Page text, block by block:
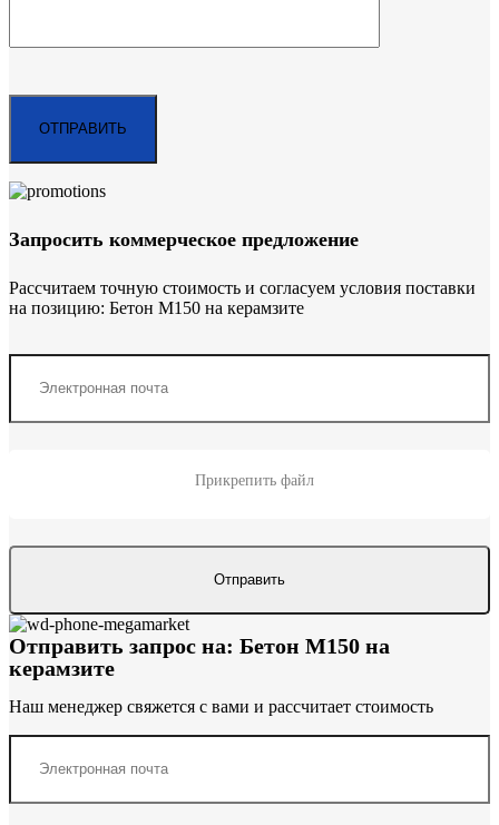
Запросить коммерческое предложение
Рассчитаем точную стоимость и согласуем условия поставки
на позицию: Бетон М150 на керамзите
Прикрепить файл
Отправить запрос на: Бетон М150 на
керамзите
Наш менеджер свяжется с вами и рассчитает стоимость